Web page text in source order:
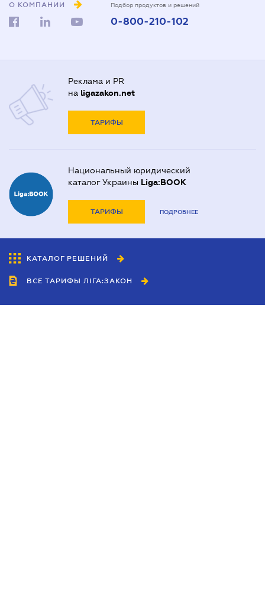
О КОМПАНИИ Подбор продуктов и решений
0-800-210-102
Реклама и PR
на ligazakon.net
ТАРИФЫ
Национальный юридический
каталог Украины Liga:BOOK
ТАРИФЫ ПОДРОБНЕЕ
КАТАЛОГ РЕШЕНИЙ
ВСЕ ТАРИФЫ ЛІГА:ЗАКОН